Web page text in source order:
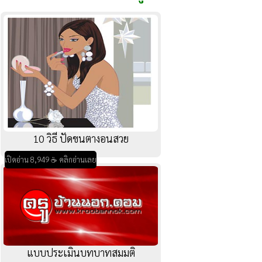
10 วิธี ปัดขนตางอนสวย
เปิดอ่าน 8,949 ☕ คลิกอ่านเลย
แบบประเมินบทบาทสมมติ